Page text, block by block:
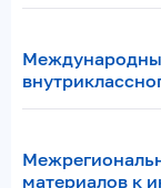
материалов к